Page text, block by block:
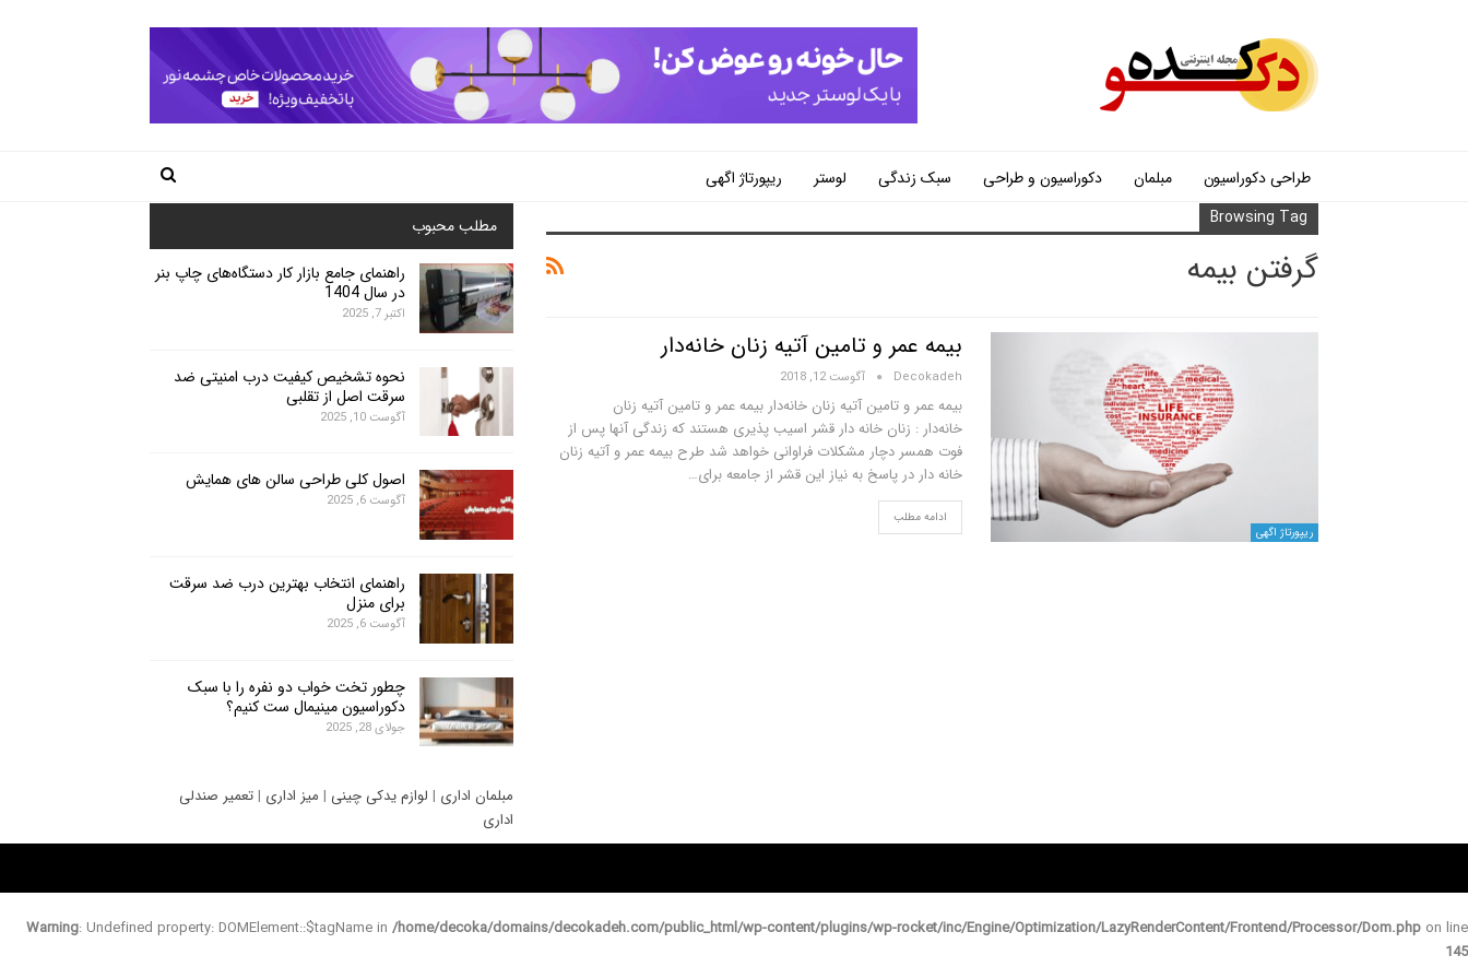
طراحی دکوراسیون مبلمان دکوراسیون و طراحی سبک زندگی لوستر
ریپورتاژ اگهی
Browsing Tag
گرفتن بیمه
ریپورتاژ اگهی
بیمه عمر و تامین آتیه زنان خانه‌دار
Decokadeh آگوست 12, 2018
بیمه عمر و تامین آتیه زنان خانه‌دار بیمه عمر و تامین آتیه زنان
خانه‌دار : زنان خانه دار قشر اسیب پذیری هستند که زندگی آنها پس از
فوت همسر دچار مشکلات فراوانی خواهد شد طرح بیمه عمر و آتیه زنان
خانه دار در پاسخ به نیاز این قشر از جامعه برای…
ادامه مطلب
مطلب محبوب
راهنمای جامع بازار کار دستگاه‌های چاپ بنر
در سال 1404
اکتبر 7, 2025
نحوه تشخیص کیفیت درب امنیتی ضد
سرقت اصل از تقلبی
آگوست 10, 2025
اصول کلی طراحی سالن های همایش
آگوست 6, 2025
راهنمای انتخاب بهترین درب ضد سرقت
برای منزل
آگوست 6, 2025
چطور تخت خواب دو نفره را با سبک
دکوراسیون مینیمال ست کنیم؟
جولای 28, 2025
مبلمان اداری | لوازم یدکی چینی | میز اداری | تعمیر صندلی
اداری
Warning: Undefined property: DOMElement::$tagName in /home/decoka/domains/decokadeh.com/public_html/wp-content/plugins/wp-rocket/inc/Engine/Optimization/LazyRenderContent/Frontend/Processor/Dom.php on line
145